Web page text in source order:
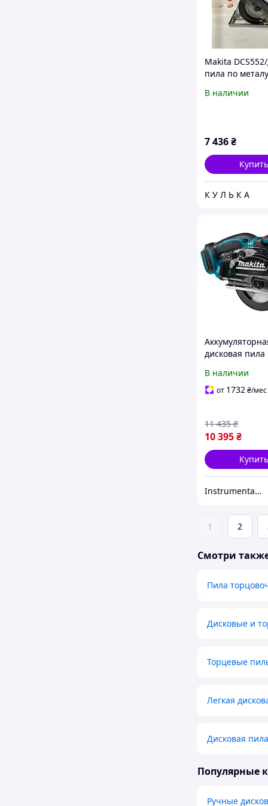
Makita
пила по
В наличии
7 436₴
Купить
К У Л Ь К А
дисковая пила
DCS552Z 18В,
без АКБ
В наличии
от 1732₴/мес
10 395₴
11 435 ₴
Купить
Instrumental_Store
1 2
Смотри
Пила
Дисковые и
Торцевые
Легкая
Дисковая
Популярные
Ручные